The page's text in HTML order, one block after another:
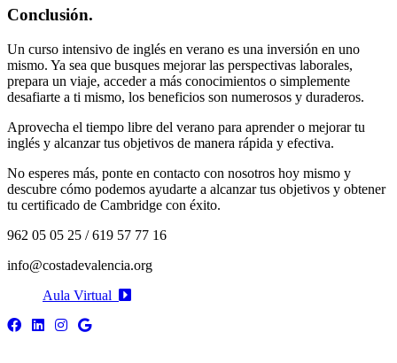
Conclusión.
Un curso intensivo de inglés en verano es una inversión en uno
mismo. Ya sea que busques mejorar las perspectivas laborales,
prepara un viaje, acceder a más conocimientos o simplemente
desafiarte a ti mismo, los beneficios son numerosos y duraderos.
Aprovecha el tiempo libre del verano para aprender o mejorar tu
inglés y alcanzar tus objetivos de manera rápida y efectiva.
No esperes más, ponte en contacto con nosotros hoy mismo y
descubre cómo podemos ayudarte a alcanzar tus objetivos y obtener
tu certificado de Cambridge con éxito.
962 05 05 25 / 619 57 77 16
info@costadevalencia.org
Aula Virtual